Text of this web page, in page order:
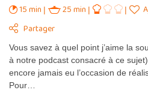
15 min 25 min
Partager
Vous savez à quel point j’aime la
à notre podcast consacré à ce
encore jamais eu l’occasion de
Pour…